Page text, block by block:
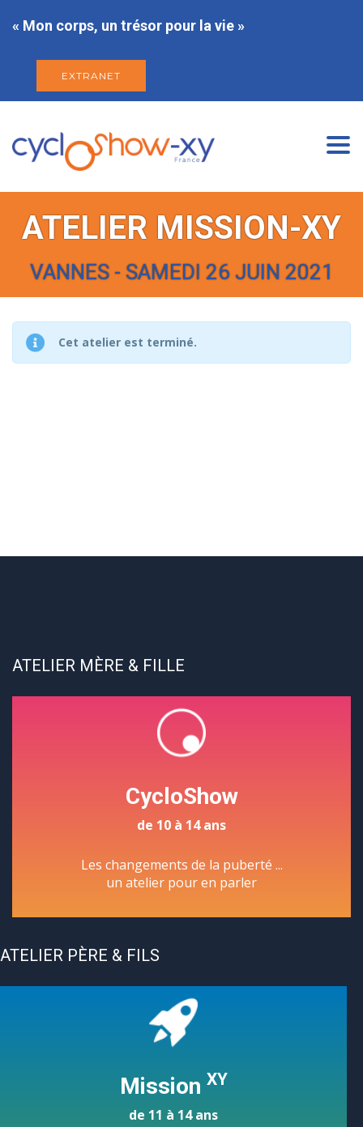
« Mon corps, un trésor pour la vie »
EXTRANET
ATELIER MISSION-XY
VANNES - SAMEDI 26 JUIN 2021
Cet atelier est terminé.
ATELIER MÈRE & FILLE
CycloShow
de 10 à 14 ans
Les changements de la puberté ...
un atelier pour en parler
ATELIER PÈRE & FILS
Mission XY
de 11 à 14 ans